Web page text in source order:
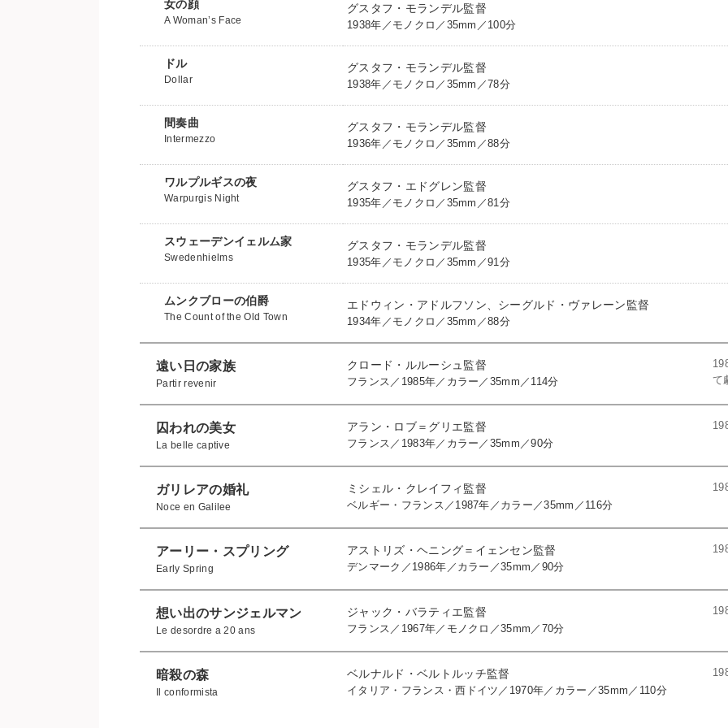
女の顔
A Woman’s Face
グスタフ・モランデル監督
1938年／モノクロ／35mm／100分
ドル
Dollar
グスタフ・モランデル監督
1938年／モノクロ／35mm／78分
間奏曲
Intermezzo
グスタフ・モランデル監督
1936年／モノクロ／35mm／88分
ワルプルギスの夜
Warpurgis Night
グスタフ・エドグレン監督
1935年／モノクロ／35mm／81分
スウェーデンイェルム家
Swedenhielms
グスタフ・モランデル監督
1935年／モノクロ／35mm／91分
ムンクブローの伯爵
The Count of the Old Town
エドウィン・アドルフソン、シーグルド・ヴァレーン監督
1934年／モノクロ／35mm／88分
遠い日の家族
Partir revenir
クロード・ルルーシュ監督
フランス／1985年／カラー／35mm／114分
て
囚われの美女
La belle captive
アラン・ロブ＝グリエ監督
フランス／1983年／カラー／35mm／90分
ガリレアの婚礼
Noce en Galilee
ミシェル・クレイフィ監督
ベルギー・フランス／1987年／カラー／35mm／116分
アーリー・スプリング
Early Spring
アストリズ・ヘニング＝イェンセン監督
デンマーク／1986年／カラー／35mm／90分
想い出のサンジェルマン
Le desordre a 20 ans
ジャック・バラティエ監督
フランス／1967年／モノクロ／35mm／70分
暗殺の森
Il conformista
ベルナルド・ベルトルッチ監督
イタリア・フランス・西ドイツ／1970年／カラー／35mm／110分